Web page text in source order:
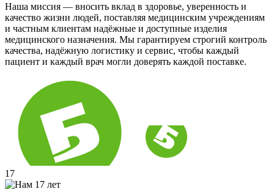
Наша миссия — вносить вклад в здоровье, уверенность и
качество жизни людей, поставляя медицинским учреждениям
и частным клиентам надёжные и доступные изделия
медицинского назначения. Мы гарантируем строгий контроль
качества, надёжную логистику и сервис, чтобы каждый
пациент и каждый врач могли доверять каждой поставке.
17